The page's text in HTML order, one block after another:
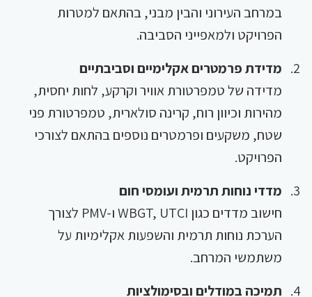
במרחב העירוני והבין מבני, בהתאם למטרות
הפרויקט ולמאפייני הסביבה.
מדידת פרמטרים אקלימיים וסביבתיים
מדידה של טמפרטורת אוויר וקרקע, לחות יחסית,
מהירות וכיוון רוח, קרינה סולארית, טמפרטורת פני
שטח, משקעים ופרמטרים נוספים בהתאם לצורכי
הפרויקט.
מדדי נוחות תרמית ועומסי חום
חישוב מדדים כגון WBGT, UTCI ו-PMV לצורך
הערכת נוחות תרמית והשפעות אקלימיות על
משתמשי המרחב.
תמיכה במודלים ובסימולציות